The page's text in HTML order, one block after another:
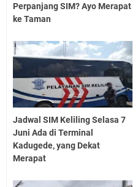
Perpanjang SIM? Ayo Merapat
ke Taman
Jadwal SIM Keliling Selasa 7
Juni Ada di Terminal
Kadugede, yang Dekat
Merapat